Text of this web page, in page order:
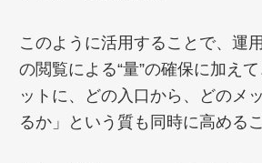
このように活用することで、運
の閲覧による“量”の確保に加え
ットに、どの入口から、どのメ
るか」という質も同時に高める